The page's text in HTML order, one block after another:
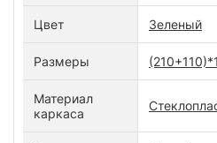
Цвет Зеленый
Размеры
Материал
каркаса